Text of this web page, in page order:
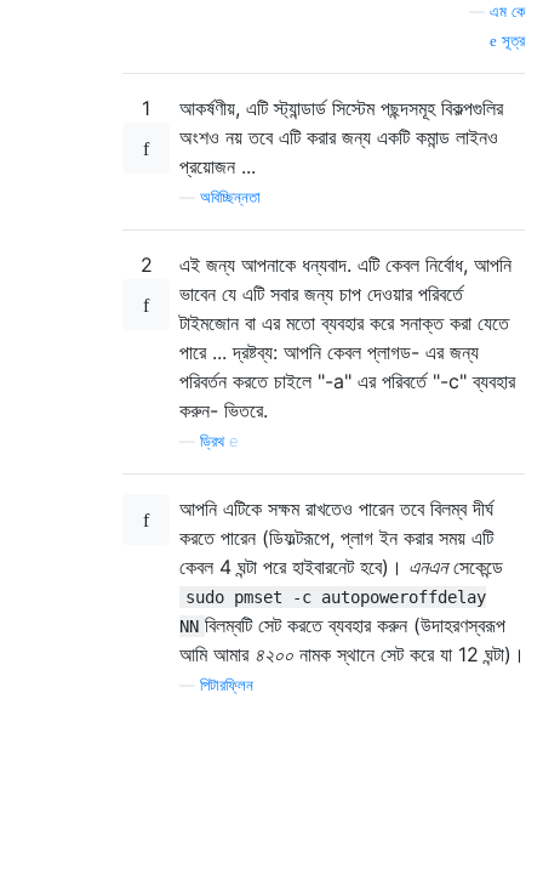
এম কে
সূত্র
1
আকর্ষণীয়, এটি স্ট্যান্ডার্ড সিস্টেম পছন্দসমূহ বিকল্পগুলির
অংশও নয় তবে এটি করার জন্য একটি কমান্ড লাইনও
প্রয়োজন ...
অবিচ্ছিন্নতা
2
এই জন্য আপনাকে ধন্যবাদ. এটি কেবল নির্বোধ, আপনি
ভাবেন যে এটি সবার জন্য চাপ দেওয়ার পরিবর্তে
টাইমজোন বা এর মতো ব্যবহার করে সনাক্ত করা যেতে
পারে ... দ্রষ্টব্য: আপনি কেবল প্লাগড- এর জন্য
পরিবর্তন করতে চাইলে "-a" এর পরিবর্তে "-c" ব্যবহার
করুন- ভিতরে.
ড্রিথ e
আপনি এটিকে সক্ষম রাখতেও পারেন তবে বিলম্ব দীর্ঘ
করতে পারেন (ডিফল্টরূপে, প্লাগ ইন করার সময় এটি
কেবল 4 ঘন্টা পরে হাইবারনেট হবে)। এনএনসেকেন্ডে
sudo pmset -c autopoweroffdelay
NN বিলম্বটি সেট করতে ব্যবহার করুন (উদাহরণস্বরূপ
আমি আমার ৪২০০ নামক স্থানে সেট করে যা 12 ঘন্টা)।
পিটারফ্লিন